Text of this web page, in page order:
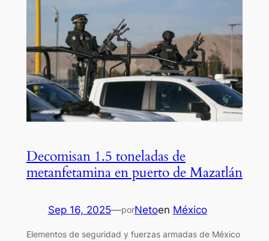
Decomisan 1.5 toneladas de
metanfetamina en puerto de Mazatlán
Sep 16, 2025—porNetoen México
Elementos de seguridad y fuerzas armadas de México